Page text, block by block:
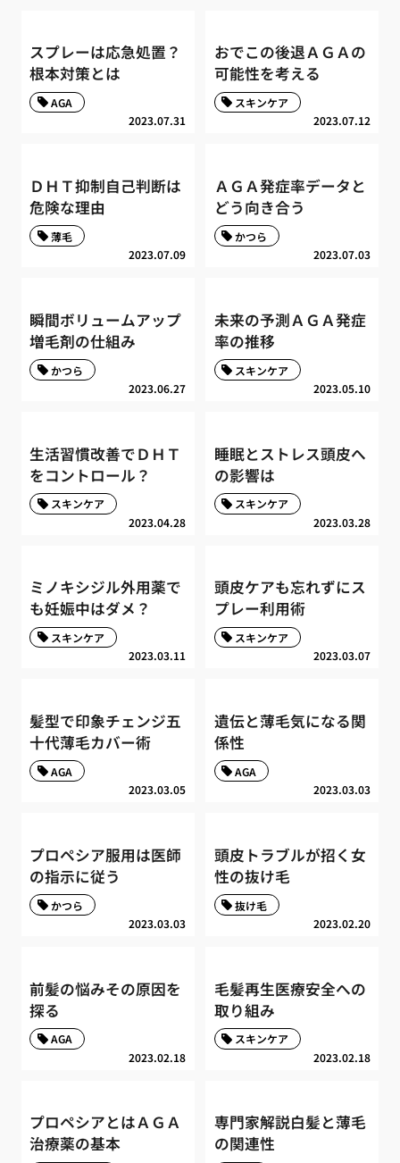
スプレーは応急処置？
根本対策とは
2023.07.31
AGA
おでこの後退ＡＧＡの
可能性を考える
2023.07.12
スキンケア
ＤＨＴ抑制自己判断は
危険な理由
2023.07.09
薄毛
ＡＧＡ発症率データと
どう向き合う
2023.07.03
かつら
瞬間ボリュームアップ
増毛剤の仕組み
2023.06.27
かつら
未来の予測ＡＧＡ発症
率の推移
2023.05.10
スキンケア
生活習慣改善でＤＨＴ
をコントロール？
2023.04.28
スキンケア
睡眠とストレス頭皮へ
の影響は
2023.03.28
スキンケア
ミノキシジル外用薬で
も妊娠中はダメ？
2023.03.11
スキンケア
頭皮ケアも忘れずにス
プレー利用術
2023.03.07
スキンケア
髪型で印象チェンジ五
十代薄毛カバー術
2023.03.05
AGA
遺伝と薄毛気になる関
係性
2023.03.03
AGA
プロペシア服用は医師
の指示に従う
2023.03.03
かつら
頭皮トラブルが招く女
性の抜け毛
2023.02.20
抜け毛
前髪の悩みその原因を
探る
2023.02.18
AGA
毛髪再生医療安全への
取り組み
2023.02.18
スキンケア
プロペシアとはＡＧＡ
治療薬の基本
専門家解説白髪と薄毛
の関連性